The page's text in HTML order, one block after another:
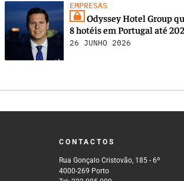
EMPRESAS
Odyssey Hotel Group
8 hotéis em Portugal até
26 JUNHO 2026
CONTACTOS
Rua Gonçalo Cristovão, 185 - 6º
4000-269 Porto